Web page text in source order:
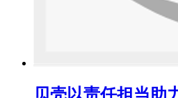
贝壳以责任担当助